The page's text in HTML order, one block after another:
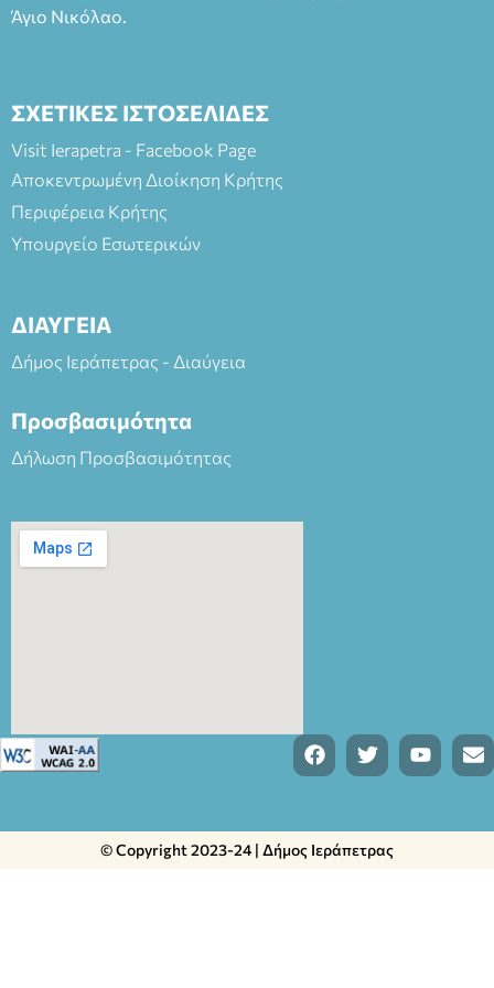
Άγιο Νικόλαο.
ΣΧΕΤΙΚΕΣ ΙΣΤΟΣΕΛΙΔΕΣ
Visit Ierapetra - Facebook Page
Αποκεντρωμένη Διοίκηση Κρήτης
Περιφέρεια Κρήτης
Υπουργείο Εσωτερικών
ΔΙΑΥΓΕΙΑ
Δήμος Ιεράπετρας - Διαύγεια
Προσβασιμότητα
Δήλωση Προσβασιμότητας
© Copyright 2023-24 | Δήμος Ιεράπετρας